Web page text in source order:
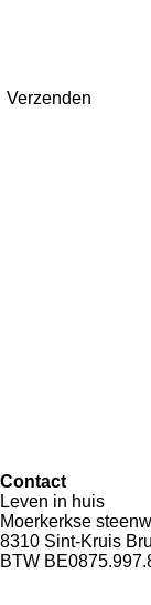
Verzenden
Contact
Leven in huis
Moerkerkse
8310 Sint-Kruis
BTW